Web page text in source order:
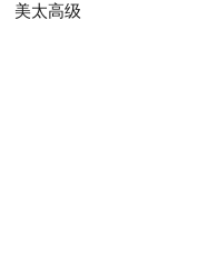
美太高级